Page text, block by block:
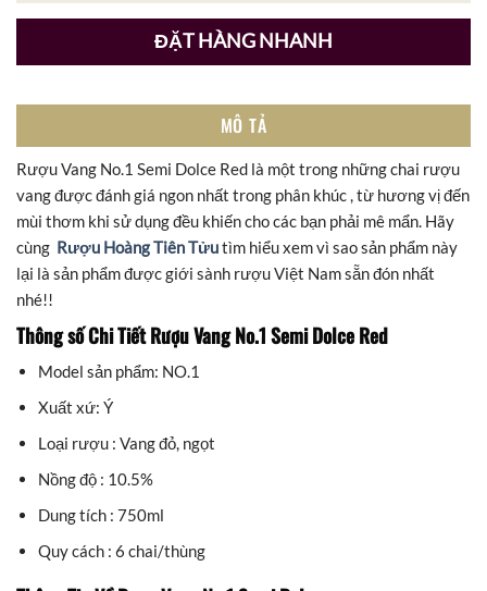
ĐẶT HÀNG NHANH
MÔ TẢ
Rượu Vang No.1 Semi Dolce Red là một trong những chai rượu
vang được đánh giá ngon nhất trong phân khúc , từ hương vị đến
mùi thơm khi sử dụng đều khiến cho các bạn phải mê mẩn. Hãy
cùng Rượu Hoàng Tiên Tửutìm hiểu xem vì sao sản phẩm này
lại là sản phẩm được giới sành rượu Việt Nam sẵn đón nhất
nhé!!
Thông số Chi Tiết Rượu Vang No.1 Semi Dolce Red
Model sản phẩm: NO.1
Xuất xứ: Ý
Loại rượu : Vang đỏ, ngọt
Nồng độ : 10.5%
Dung tích : 750ml
Quy cách : 6 chai/thùng